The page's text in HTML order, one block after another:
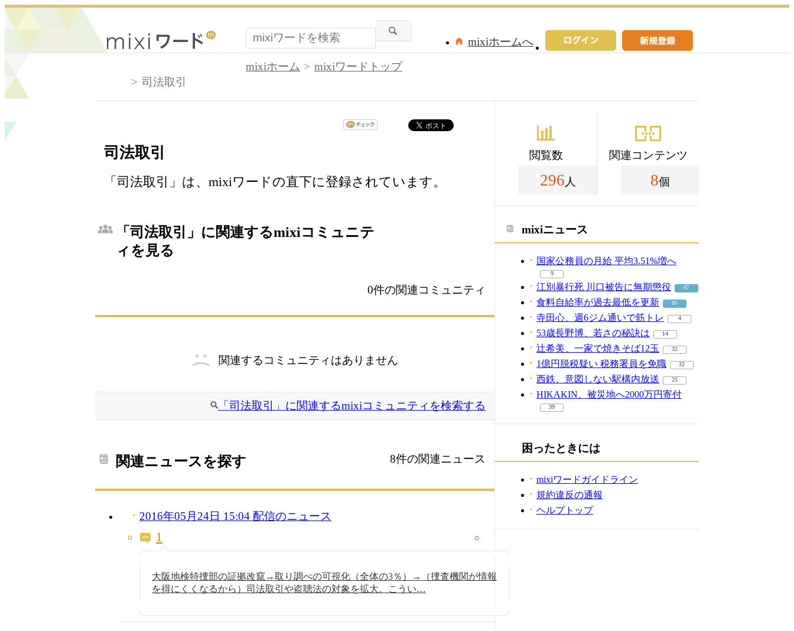
mixiホームへ
mixiホーム
mixiワードトップ
司法取引
司法取引
「司法取引」は、mixiワードの直下に登録されています。
「司法取引」に関連するmixiコミュニテ
ィを見る
0件の関連コミュニティ
関連するコミュニティはありません
「司法取引」に関連するmixiコミュニティを検索する
関連ニュースを探す 8件の関連ニュース
2016年05月24日 15:04 配信のニュース
1
大阪地検特捜部の証拠改竄→取り調べの可視化（全体の3％）→（捜査機関が情報
を得にくくなるから）司法取引や盗聴法の対象を拡大。こうい…
閲覧数
296 人
関連コンテンツ
8個
mixiニュース
国家公務員の月給 平均3.51%増へ
9
江別暴行死 川口被告に無期懲役 67
食料自給率が過去最低を更新 80
寺田心、週6ジム通いで筋トレ 4
53歳長野博、若さの秘訣は 14
辻希美、一家で焼きそば12玉 32
1億円脱税疑い 税務署員を免職 32
西鉄、意図しない駅構内放送 25
HIKAKIN、被災地へ2000万円寄付
39
困ったときには
mixiワードガイドライン
規約違反の通報
ヘルプトップ